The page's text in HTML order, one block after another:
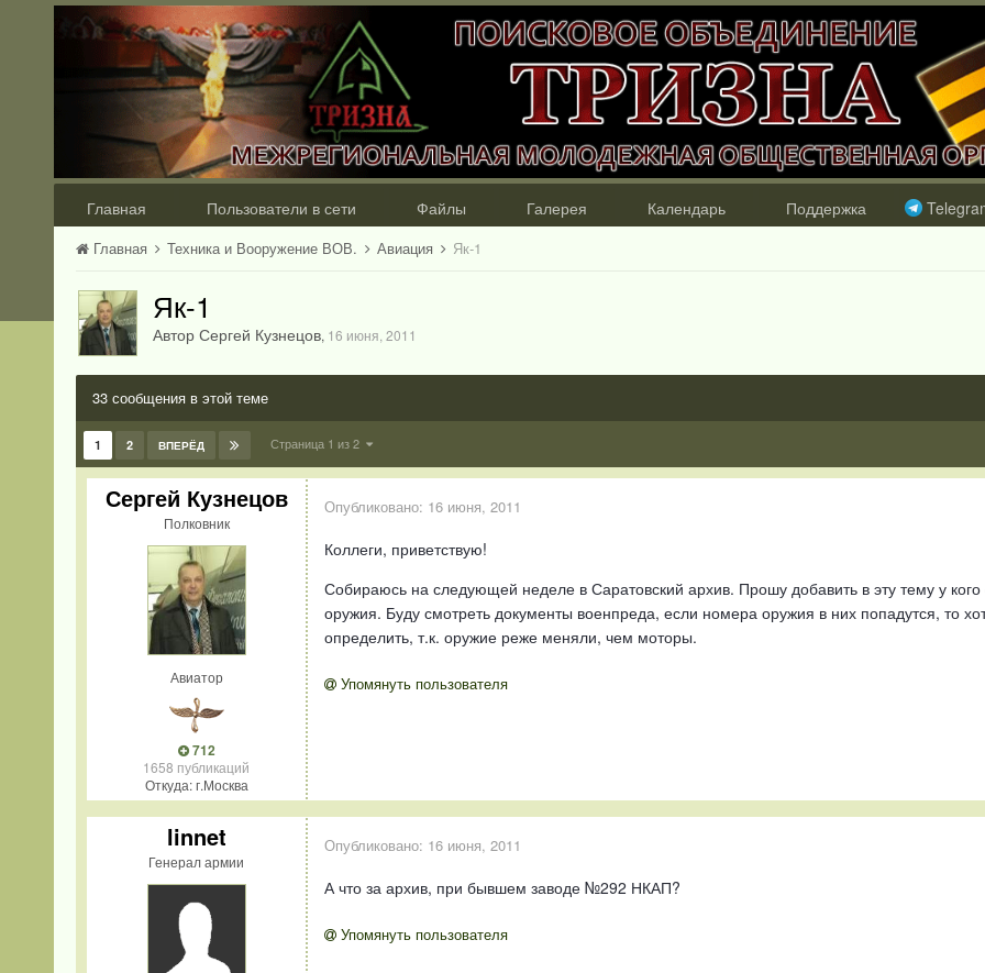
Главная Пользователи в сети Файлы Галерея Календарь Поддержка
Главная Техника и Вооружение ВОВ. Авиация Як-1
Як-1
Автор Сергей Кузнецов, 16 июня, 2011
33 сообщения в этой теме
1 2 ВПЕРЁД Страница 1 из 2
Сергей Кузнецов
Полковник
Авиатор
712
1658 публикаций
Откуда: г.Москва
Опубликовано: 16 июня, 2011
Коллеги, приветствую!
Собираюсь на следующей неделе в Саратовский архив. Прошу добавить в эту тему у
оружия. Буду смотреть документы военпреда, если номера оружия в них попадутся, то
определить, т.к. оружие реже меняли, чем моторы.
Упомянуть пользователя
linnet
Генерал армии
Опубликовано: 16 июня, 2011
А что за архив, при бывшем заводе №292 НКАП?
Упомянуть пользователя